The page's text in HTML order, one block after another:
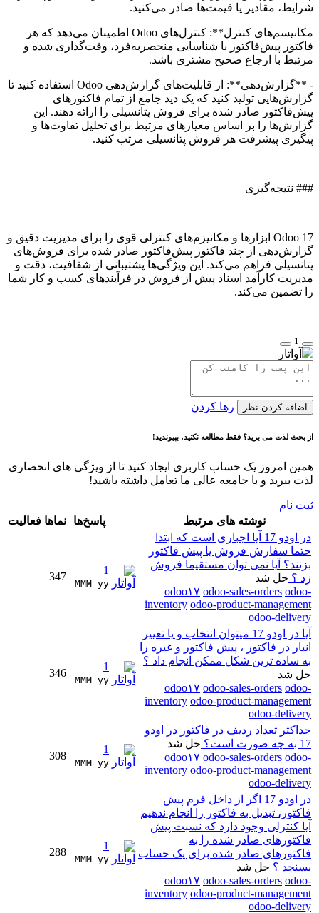
شرایط، مقادیر یا قیمت‌ها صادر می‌کنید.
مکانیسم‌های کنترل**: کنترل‌های Odoo اطمینان می‌دهد که هر
فاکتور پیش‌فاکتور با شناسایی منحصربه‌فرد، وقت‌گذاری شده و
مرتبط با ارجاع صحیح مشتری باشد.
- **گزارش‌دهی**: از قابلیت‌های گزارش‌دهی Odoo استفاده کنید تا
گزارش‌هایی تولید کنید که یک دید جامع از تمام فاکتورهای
پیش‌فاکتور صادر شده برای فروش پتانسیلی را ارائه دهند. این
گزارش‌ها را بر اساس معیارهای مرتبط برای تحلیل تفاوت‌ها و
پیگیری پیشرفت هر فروش پتانسیلی مرتب کنید.
### نتیجه‌گیری
Odoo 17 ابزارها و مکانیزم‌های کنترلی قوی را برای مدیریت دقیق و
گزارش‌دهی از چند فاکتور پیش‌فاکتور صادر شده برای فروش‌های
پتانسیلی فراهم می‌کند. این ویژگی‌ها پشتیبانی از شفافیت، دقت و
مدیریت کارآمد اسناد پیش از فروش در فرآیندهای کسب و کار شما
را تضمین می‌کند.
1
اضافه کردن نظر رها کردن
از بحث لذت می برید؟ فقط مطالعه نکنید، بپیوندید!
همین امروز یک حساب کاربری ایجاد کنید تا از ویژگی های انحصاری
لذت ببرید و با جامعه عالی ما تعامل داشته باشید!
ثبت نام
نوشته های مرتبط
پاسخ‌ها نماها فعالیت
در اودو 17 آیا اجباری است که ابتدا
حتما سفارش فروش یا پیش فاکتور
بزنند؟ آیا نمی توان مستقیما فروش
زد ؟ حل شد
odoo۱۷ odoo-sales-orders odoo-
inventory odoo-product-management
odoo-delivery
1
MMM yy
347
آیا در اودو 17 میتوان انتخاب و یا تغییر
انبار در فاکتور ، پیش فاکتور و غیره را
به ساده ترین شکل ممکن انجام داد ؟
حل شد
odoo۱۷ odoo-sales-orders odoo-
inventory odoo-product-management
odoo-delivery
1
MMM yy
346
حداکثر تعداد ردیف در فاکتور در اودو
17 به چه صورت است؟
حل شد
odoo۱۷ odoo-sales-orders odoo-
inventory odoo-product-management
odoo-delivery
1
MMM yy
308
در اودو 17 اگر از داخل فرم پیش
فاکتور، تبدیل به فاکتور را انجام ندهیم
آیا کنترلی وجود دارد که نسبت پیش
فاکتورهای صادر شده را به
فاکتورهای صادر شده برای یک حساب
بسنجد ؟ حل شد
odoo۱۷ odoo-sales-orders odoo-
inventory odoo-product-management
odoo-delivery
1
MMM yy
288